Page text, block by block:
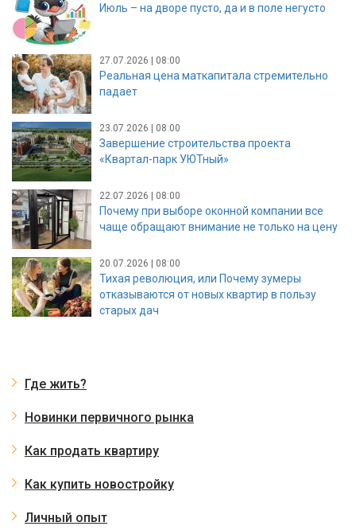
Июль – на дворе пусто, да и в поле негусто
27.07.2026 | 08:00
Реальная цена маткапитала стремительно
падает
23.07.2026 | 08:00
Завершение строительства проекта
«Квартал-парк УЮТный»
22.07.2026 | 08:00
Почему при выборе оконной компании все
чаще обращают внимание не только на цену
20.07.2026 | 08:00
Тихая революция, или Почему зумеры
отказываются от новых квартир в пользу
старых дач
Где жить?
Новинки первичного рынка
Как продать квартиру
Как купить новостройку
Личный опыт